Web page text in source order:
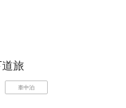
旅
車中泊